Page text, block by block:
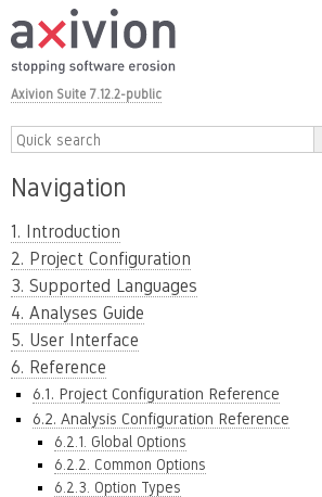
Axivion Suite 7.12.2-public
Navigation
1. Introduction
2. Project Configuration
3. Supported Languages
4. Analyses Guide
5. User Interface
6. Reference
6.1. Project Configuration Reference
6.2. Analysis Configuration Reference
6.2.1. Global Options
6.2.2. Common Options
6.2.3. Option Types